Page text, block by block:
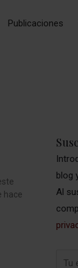
Publicaciones
hace
blog
Al